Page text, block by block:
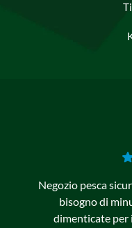
Negozio pesca
bisogno di
dimenticate per